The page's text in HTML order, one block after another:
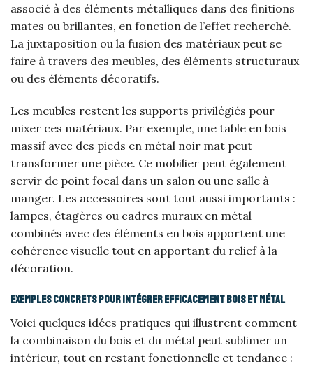
associé à des éléments métalliques dans des finitions
mates ou brillantes, en fonction de l’effet recherché.
La juxtaposition ou la fusion des matériaux peut se
faire à travers des meubles, des éléments structuraux
ou des éléments décoratifs.
Les meubles restent les supports privilégiés pour
mixer ces matériaux. Par exemple, une table en bois
massif avec des pieds en métal noir mat peut
transformer une pièce. Ce mobilier peut également
servir de point focal dans un salon ou une salle à
manger. Les accessoires sont tout aussi importants :
lampes, étagères ou cadres muraux en métal
combinés avec des éléments en bois apportent une
cohérence visuelle tout en apportant du relief à la
décoration.
Exemples concrets pour intégrer efficacement bois et métal
Voici quelques idées pratiques qui illustrent comment
la combinaison du bois et du métal peut sublimer un
intérieur, tout en restant fonctionnelle et tendance :